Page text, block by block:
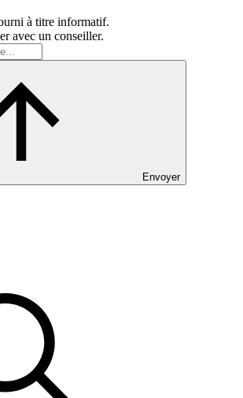
à titre informatif.
avec un conseiller.
Envoyer